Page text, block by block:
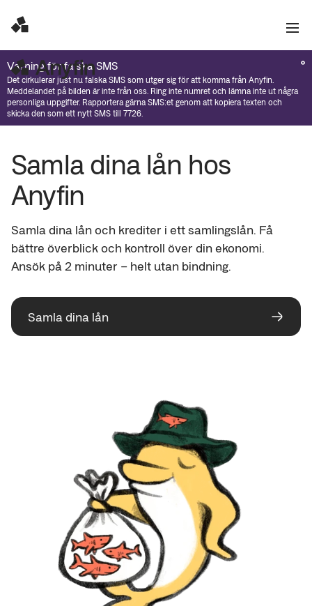
Varning för falska SMS
Det cirkulerar just nu falska SMS som utger sig för att komma från Anyfin.
Meddelandet på bilden är inte från oss. Ring inte numret och lämna inte ut några
personliga uppgifter. Rapportera gärna SMS:et genom att kopiera texten och
skicka den som ett nytt SMS till 7726.
Samla dina lån hos
Anyfin
Samla dina lån och krediter i ett samlingslån. Få
bättre överblick och kontroll över din ekonomi.
Ansök på 2 minuter – helt utan bindning.
Samla dina lån